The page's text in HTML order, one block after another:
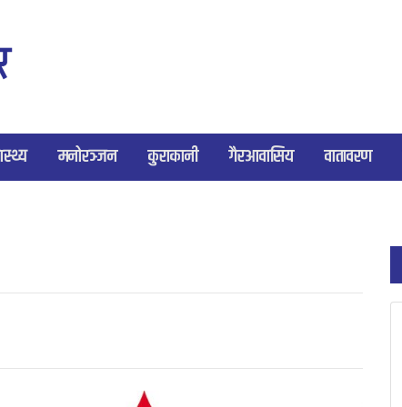
मनोरञ्जन कुराकानी गैरआवासिय वातावरण